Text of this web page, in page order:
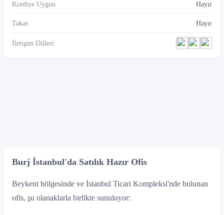
Krediye Uygun Hayır
Takas Hayır
İletişim Dilleri
Burj İstanbul'da Satılık Hazır Ofis
Beykent bölgesinde ve İstanbul Ticari Kompleksi'nde bulunan
ofis, şu olanaklarla birlikte sunuluyor: